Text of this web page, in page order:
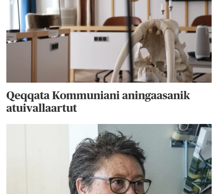
Qeqqata Kommuniani aningaasanik
atuivallaartut